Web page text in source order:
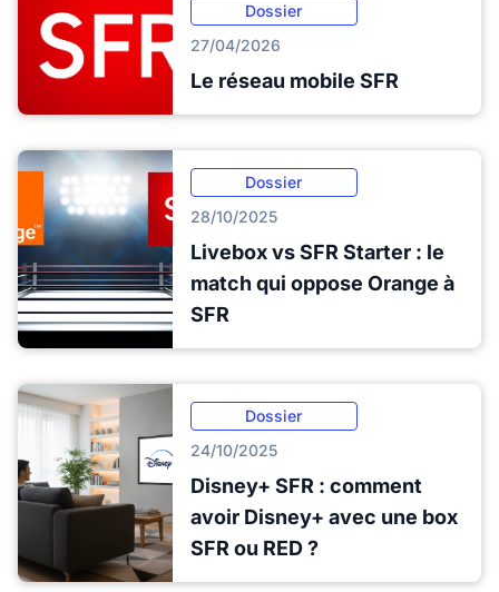
Dossier
27/04/2026
Le réseau mobile SFR
Dossier
28/10/2025
Livebox vs SFR Starter : le
match qui oppose Orange à
SFR
Dossier
24/10/2025
Disney+ SFR : comment
avoir Disney+ avec une box
SFR ou RED ?